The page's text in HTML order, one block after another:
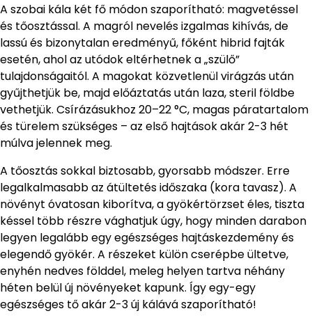
A szobai kála két fő módon szaporítható: magvetéssel
és tőosztással. A magról nevelés izgalmas kihívás, de
lassú és bizonytalan eredményű, főként hibrid fajták
esetén, ahol az utódok eltérhetnek a „szülő”
tulajdonságaitól. A magokat közvetlenül virágzás után
gyűjthetjük be, majd előáztatás után laza, steril földbe
vethetjük. Csírázásukhoz 20–22 °C, magas páratartalom
és türelem szükséges – az első hajtások akár 2-3 hét
múlva jelennek meg.
A tőosztás sokkal biztosabb, gyorsabb módszer. Erre
legalkalmasabb az átültetés időszaka (kora tavasz). A
növényt óvatosan kiborítva, a gyökértörzset éles, tiszta
késsel több részre vághatjuk úgy, hogy minden darabon
legyen legalább egy egészséges hajtáskezdemény és
elegendő gyökér. A részeket külön cserépbe ültetve,
enyhén nedves földdel, meleg helyen tartva néhány
héten belül új növényeket kapunk. Így egy-egy
egészséges tő akár 2-3 új kálává szaporítható!